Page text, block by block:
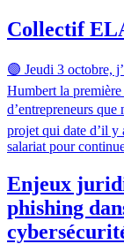
Collectif
🟣 Jeudi 3 octobre,
Humbert la
d’entrepreneurs
projet qui date d’il y
salariat pour
Enjeux
phishing